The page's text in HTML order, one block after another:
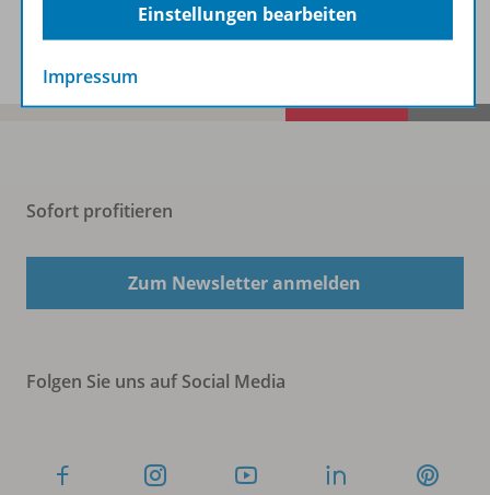
Spar-Pakete
Sofort profitieren
Zum Newsletter anmelden
Folgen Sie uns auf Social Media
Einstellungen bearbeiten
Impressum